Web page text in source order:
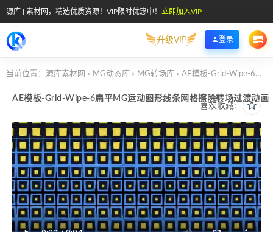
源库 | 素材网，精选优质资源！VIP限时优惠中！ 立即加入VIP
升级VIP 登录
当前位置： 源库素材网 > MG动态库 > MG转场库 > AE模板-Grid-Wipe-6扁平MG运动图形线条网格擦除转场过渡动画
喜欢收藏:
AE模板-Grid-Wipe-6扁平MG运动图形线条网格擦除转场过渡动画